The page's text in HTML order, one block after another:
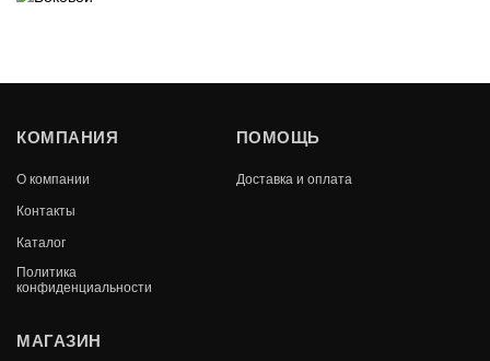
КОМПАНИЯ
О компании
Контакты
Каталог
Политика
конфиденциальности
ПОМОЩЬ
Доставка и оплата
МАГАЗИН